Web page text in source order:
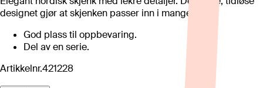
designet gjør at skjenken passer inn i mange hjem.
God plass til oppbevaring.
Del av en serie.
Artikkelnr.421228